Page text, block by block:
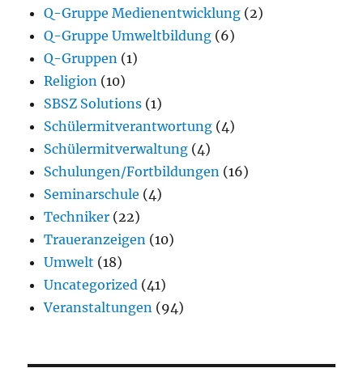
Q-Gruppe Medienentwicklung (2)
Q-Gruppe Umweltbildung (6)
Q-Gruppen (1)
Religion (10)
SBSZ Solutions (1)
Schülermitverantwortung (4)
Schülermitverwaltung (4)
Schulungen/Fortbildungen (16)
Seminarschule (4)
Techniker (22)
Traueranzeigen (10)
Umwelt (18)
Uncategorized (41)
Veranstaltungen (94)